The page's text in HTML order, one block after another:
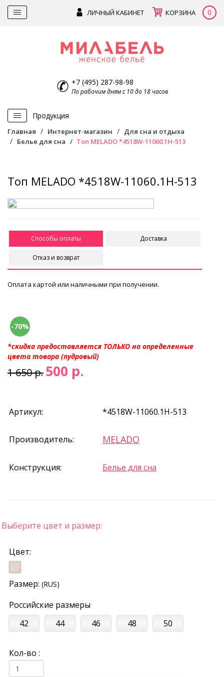
ЛИЧНЫЙ КАБИНЕТ КОРЗИНА 0
+7 (495) 287-98-98
По рабочим дням с 10 до 18 часов
Продукция
Главная Интернет-магазин
Для сна и отдыха
Белье для сна
Топ MELADO *4518W-11060.1H-513
Топ MELADO *4518W-11060.1H-513
Способы оплаты Доставка
Отказ и возврат
Оплата картой или наличными при получении.
-70%
*скидка предоставляется ТОЛЬКО на определенные
цвета товара (пудровый)
1 650 р.500 р.
Артикул: *4518W-11060.1H-513
Производитель: MELADO
Конструкция: Белье для сна
Выберите цвет и размер:
Цвет:
Размер: (RUS)
Российские размеры
42
44 46 48 50
Кол-во :